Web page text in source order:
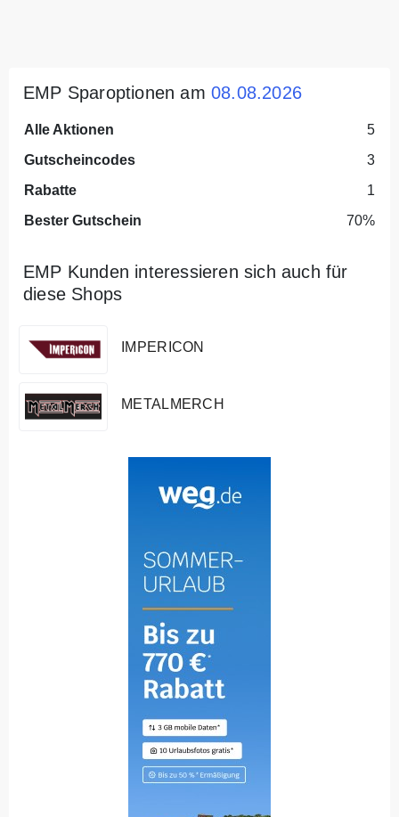
EMP Sparoptionen am 08.08.2026
Alle Aktionen
5
Gutscheincodes
3
Rabatte
1
Bester Gutschein
70%
EMP Kunden interessieren sich auch für
diese Shops
IMPERICON
METALMERCH